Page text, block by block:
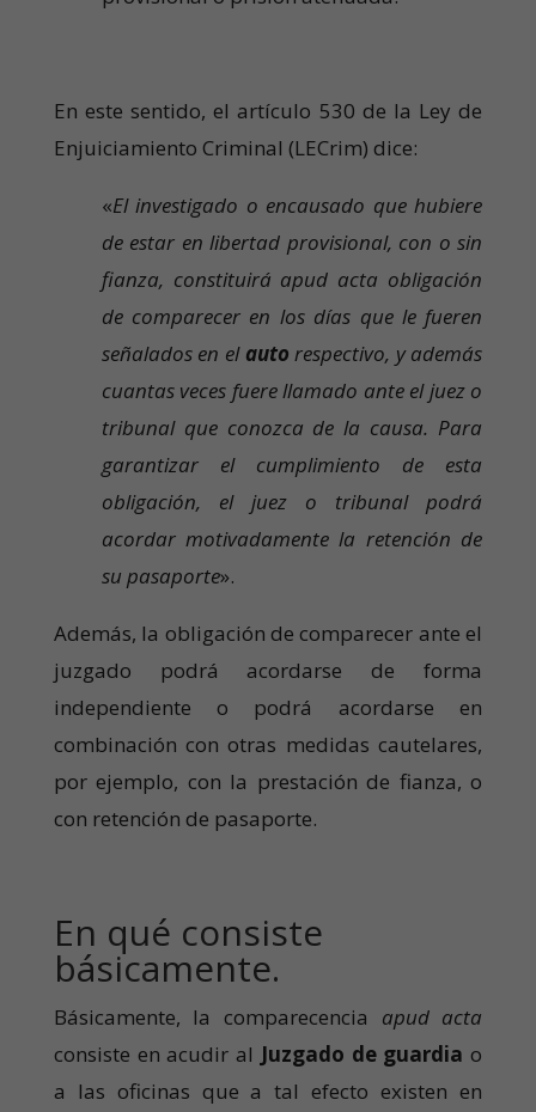
En este sentido, el artículo 530 de la Ley de
Enjuiciamiento Criminal (LECrim) dice:
«El investigado o encausado que hubiere
de estar en libertad provisional, con o sin
fianza, constituirá apud acta obligación
de comparecer en los días que le fueren
señalados en el auto respectivo, y además
cuantas veces fuere llamado ante el juez o
tribunal que conozca de la causa. Para
garantizar el cumplimiento de esta
obligación, el juez o tribunal podrá
acordar motivadamente la retención de
su pasaporte».
Además, la obligación de comparecer ante el
juzgado podrá acordarse de forma
independiente o podrá acordarse en
combinación con otras medidas cautelares,
por ejemplo, con la prestación de fianza, o
con retención de pasaporte.
En qué consiste
básicamente.
Básicamente, la comparecencia apud acta
consiste en acudir al Juzgado de guardiao
a las oficinas que a tal efecto existen en